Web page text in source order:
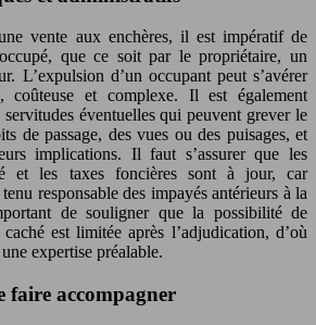
vente aux enchères, il est impératif de
que ce soit par le propriétaire, un
L’expulsion d’un occupant peut s’avérer
coûteuse et complexe. Il est également
servitudes éventuelles qui peuvent grever le
de passage, des vues ou des puisages, et
implications. Il faut s’assurer que les
et les taxes foncières sont à jour, car
responsable des impayés antérieurs à la
de souligner que la possibilité de
est limitée après l’adjudication, d’où
expertise préalable.
faire accompagner